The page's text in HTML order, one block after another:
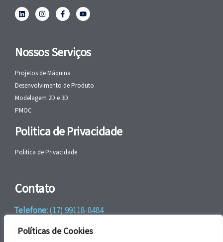
Políticas de Cookies
Nossos Serviços
Projetos de Máquina
Desenvolvimento de Produto
Modelagem 2D e 3D
PMOC
Politica de Privacidade
Politica de Privacidade
Contato
Telefone:(17) 99118-8484
WhatsApp:+55 (17) 99118-8484